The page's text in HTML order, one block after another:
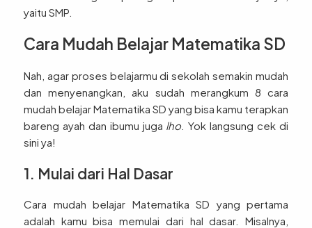
yaitu SMP.
Cara Mudah Belajar Matematika SD
Nah, agar proses belajarmu di sekolah semakin mudah
dan menyenangkan, aku sudah merangkum 8 cara
mudah belajar Matematika SD yang bisa kamu terapkan
bareng ayah dan ibumu juga lho . Yok langsung cek di
sini ya!
1. Mulai dari Hal Dasar
Cara mudah belajar Matematika SD yang pertama
adalah kamu bisa memulai dari hal dasar. Misalnya,